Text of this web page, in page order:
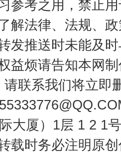
参考之用，禁止
解法律、法规、
发推送时未能及
益烦请告知本网
联系我们将立即
大厦）1层 1 2 1
载时务必注明原
素超标问题” 法